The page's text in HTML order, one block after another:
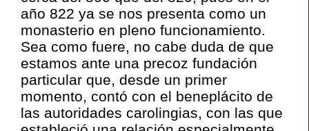
año 822 ya se nos presenta como un
monasterio en pleno funcionamiento.
Sea como fuere, no cabe duda de que
estamos ante una precoz fundación
particular que, desde un primer
momento, contó con el beneplácito de
las autoridades carolingias, con las que